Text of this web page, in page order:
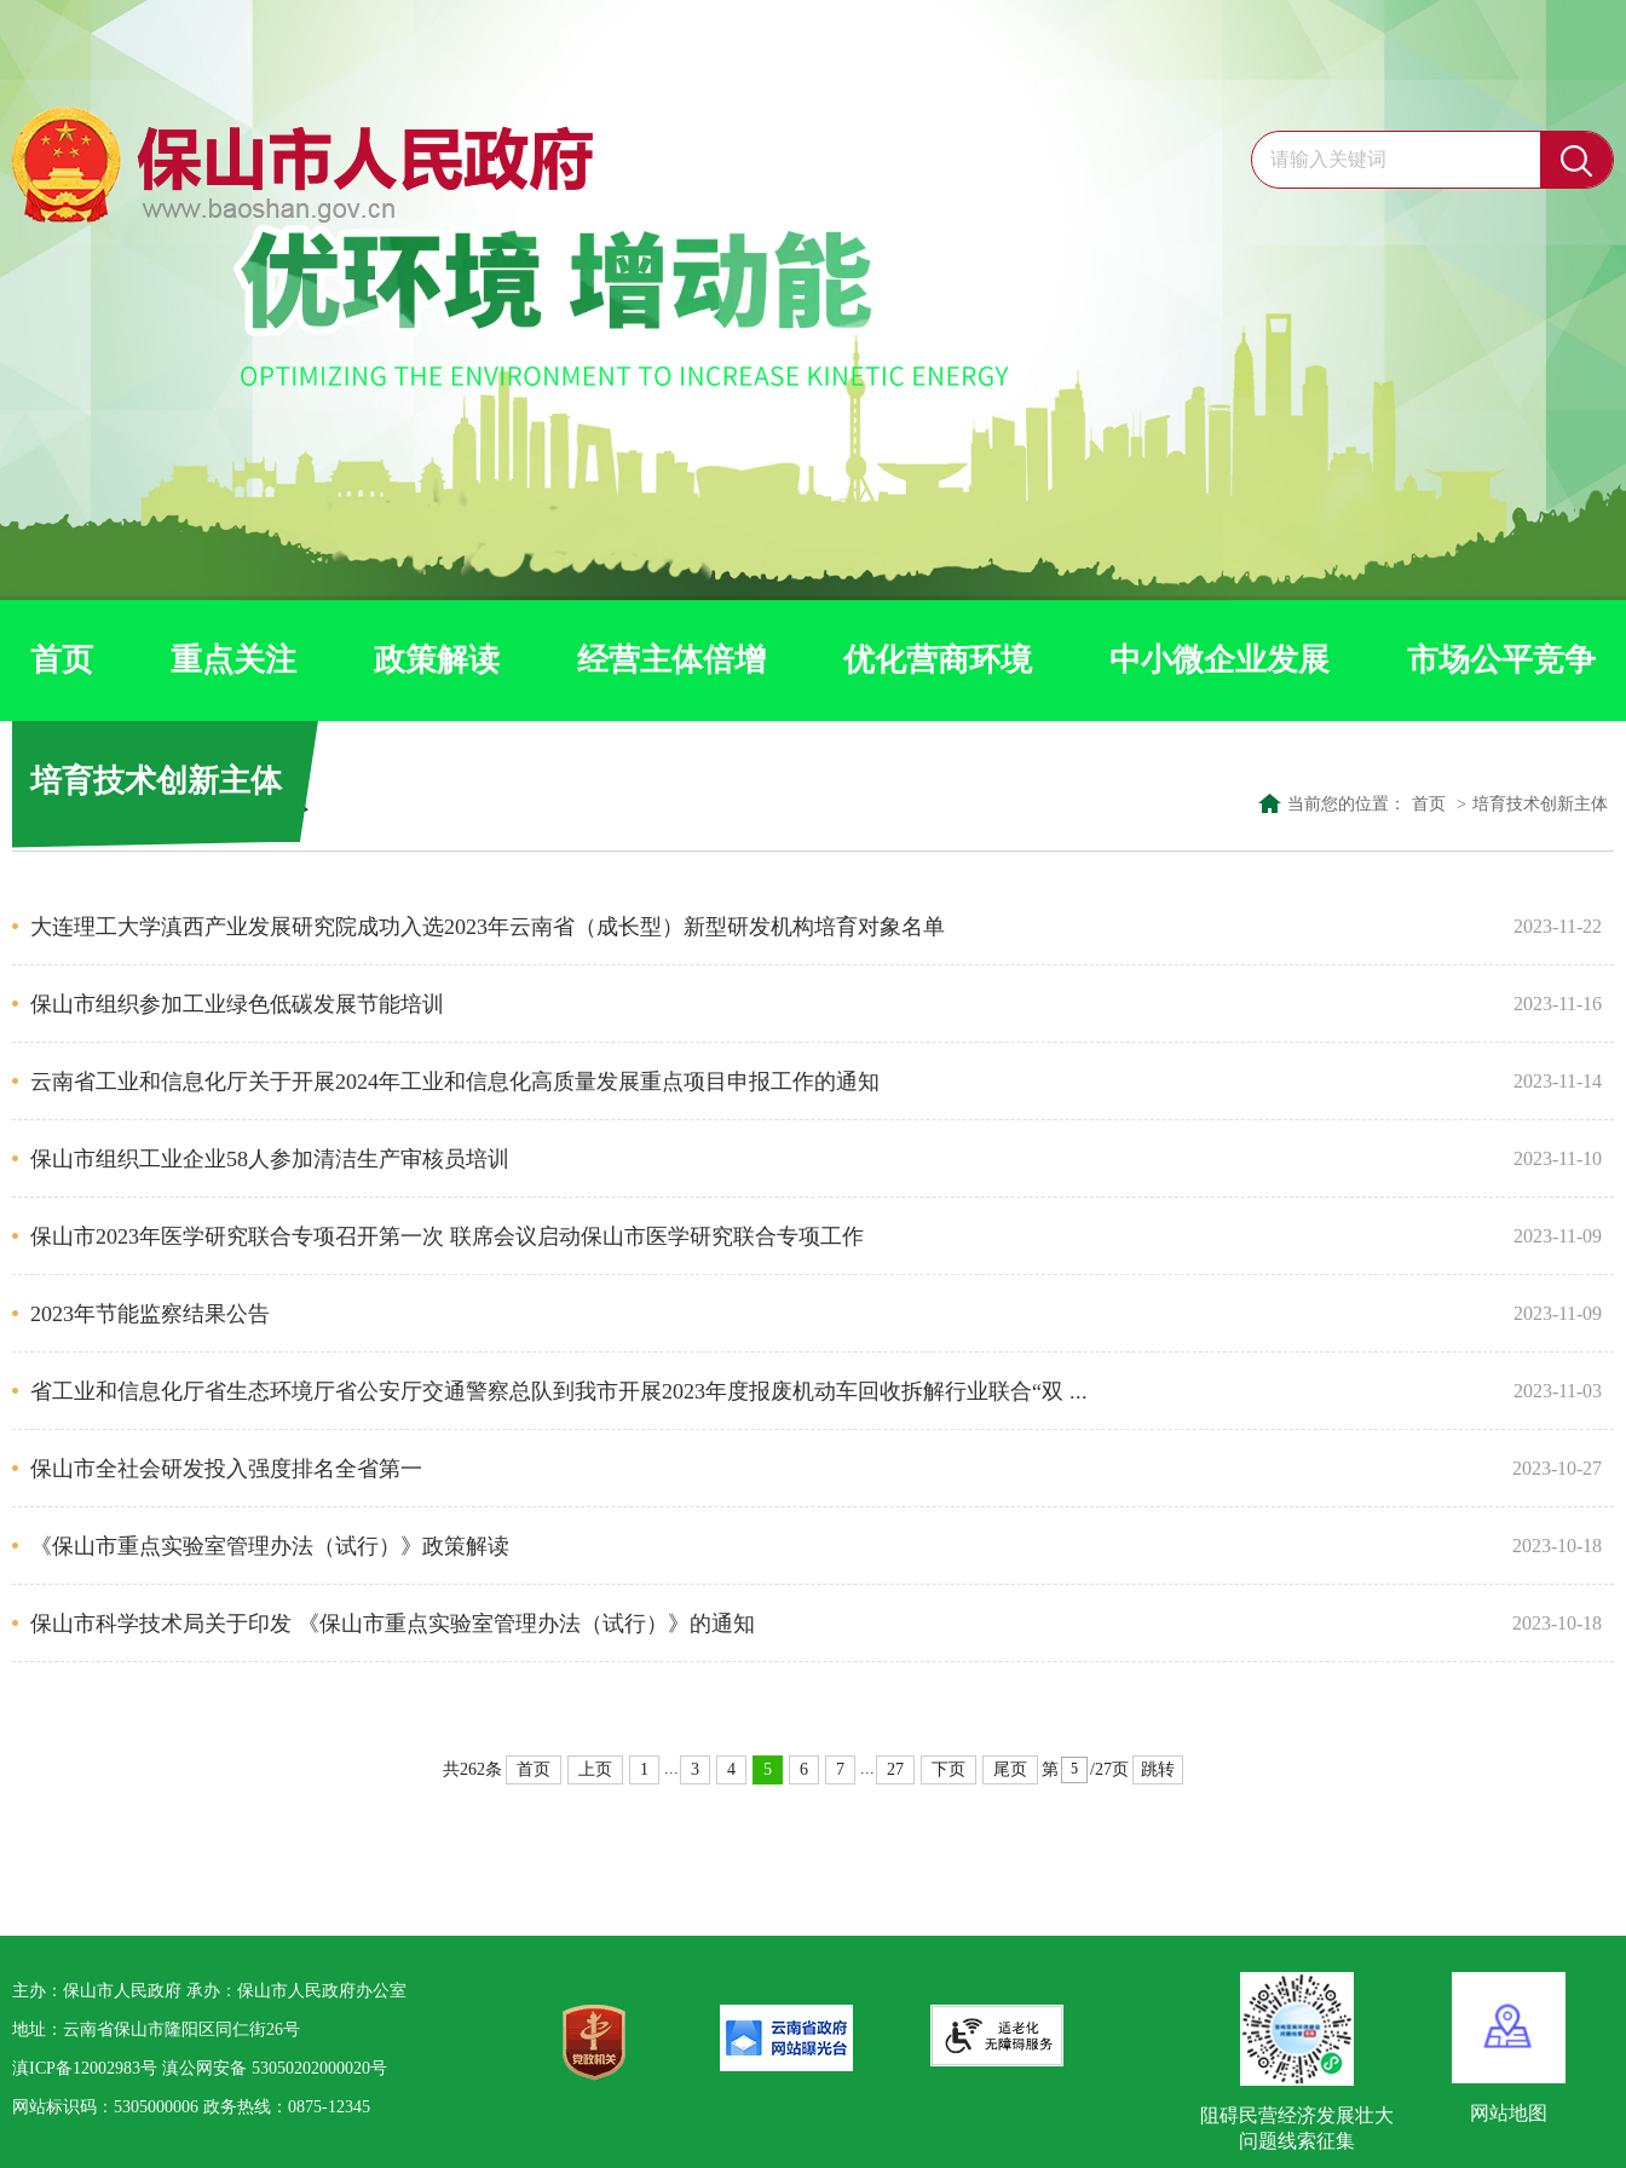
首页 重点关注 政策解读 经营主体倍增 优化营商环境 中小微企业发展 市场公平竞争
培育技术创新主体
培育技术创新主体 当前您的位置： 首页 > 培育技术创新主体
大连理工大学滇西产业发展研究院成功入选2023年云南省（成长型）新型研发机构培育对象名单 2023-11-22
保山市组织参加工业绿色低碳发展节能培训 2023-11-16
云南省工业和信息化厅关于开展2024年工业和信息化高质量发展重点项目申报工作的通知 2023-11-14
保山市组织工业企业58人参加清洁生产审核员培训 2023-11-10
保山市2023年医学研究联合专项召开第一次 联席会议启动保山市医学研究联合专项工作 2023-11-09
2023年节能监察结果公告 2023-11-09
省工业和信息化厅省生态环境厅省公安厅交通警察总队到我市开展2023年度报废机动车回收拆解行业联合“双 ... 2023-11-03
保山市全社会研发投入强度排名全省第一 2023-10-27
《保山市重点实验室管理办法（试行）》政策解读 2023-10-18
保山市科学技术局关于印发 《保山市重点实验室管理办法（试行）》的通知 2023-10-18
共262条 首页 上页 1 ... 3 4 5 6 7 ... 27 下页 尾页 第 /27页 跳转
主办：保山市人民政府 承办：保山市人民政府办公室
地址：云南省保山市隆阳区同仁街26号
滇ICP备12002983号 滇公网安备 53050202000020号
网站标识码：5305000006 政务热线：0875-12345
阻碍民营经济发展壮大
问题线索征集
网站地图